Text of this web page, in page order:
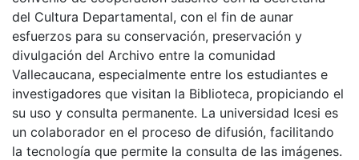
del Cultura Departamental, con el fin de aunar
esfuerzos para su conservación, preservación y
divulgación del Archivo entre la comunidad
Vallecaucana, especialmente entre los estudiantes e
investigadores que visitan la Biblioteca, propiciando el
su uso y consulta permanente. La universidad Icesi es
un colaborador en el proceso de difusión, facilitando
la tecnología que permite la consulta de las imágenes.